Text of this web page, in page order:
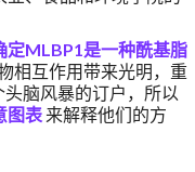
定MLBP1是一种酰基脂
相互作用带来光明，重
脑风暴的订户，所以
图表 来解释他们的方